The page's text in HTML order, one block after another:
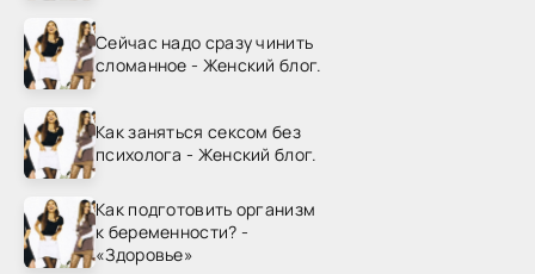
Сейчас надо сразу чинить
сломанное - Женский блог.
Как заняться сексом без
психолога - Женский блог.
Как подготовить организм
к беременности? -
«Здоровье»